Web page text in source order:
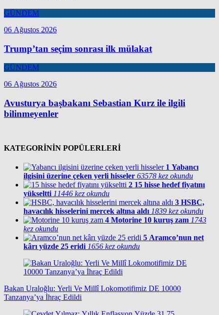
GÜNDEM
06 Ağustos 2026
Trump’tan seçim sonrası ilk mülakat
GÜNDEM
06 Ağustos 2026
Avusturya başbakanı Sebastian Kurz ile ilgili
bilinmeyenler
KATEGORİNİN POPÜLERLERİ
1 Yabancı
ilgisini üzerine çeken yerli hisseler 63578 kez okundu
2 15 hisse hedef fiyatını
yükseltti 11446 kez okundu
3 HSBC,
havacılık hisselerini mercek altına aldı 1839 kez okundu
4 Motorine 10 kuruş zam 1743
kez okundu
5 Aramco’nun net
kârı yüzde 25 eridi 1656 kez okundu
Bakan Uraloğlu: Yerli Ve Millî Lokomotifimiz DE 10000
Tanzanya’ya İhraç Edildi